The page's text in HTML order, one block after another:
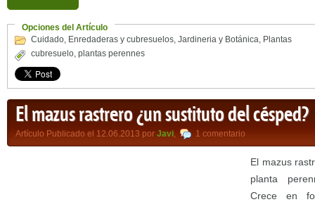
Opciones del Artículo
Cuidado, Enredaderas y cubresuelos, Jardineria y Botánica, Plantas
cubresuelo, plantas perennes
El mazus rastrero ¿un sustituto del césped?
Artículo Publicado el 12.06.2013 por Javi, 1 comentario
El mazus
planta
Crece en